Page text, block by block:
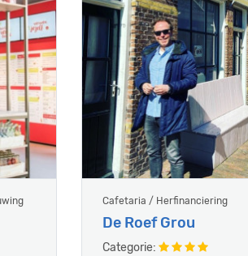
Cafetaria / Herfinanciering
De Roef Grou
Categorie: